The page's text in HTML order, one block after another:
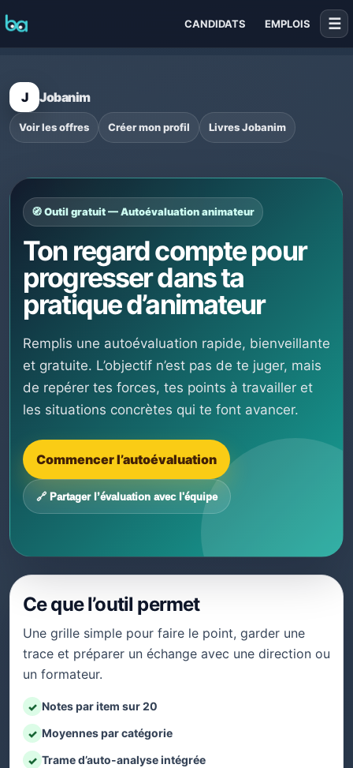
CANDIDATS EMPLOIS ☰
J Jobanim
Voir les offres Créer mon profil Livres Jobanim
🧭 Outil gratuit — Autoévaluation animateur
Ton regard compte pour
progresser dans ta
pratique d’animateur
Remplis une autoévaluation rapide, bienveillante
et gratuite. L’objectif n’est pas de te juger, mais
de repérer tes forces, tes points à travailler et
les situations concrètes qui te font avancer.
Commencer l’autoévaluation
🔗 Partager l’évaluation avec l'équipe
Ce que l’outil permet
Une grille simple pour faire le point, garder une
trace et préparer un échange avec une direction ou
un formateur.
✓ Notes par item sur 20
✓ Moyennes par catégorie
✓ Trame d’auto-analyse intégrée